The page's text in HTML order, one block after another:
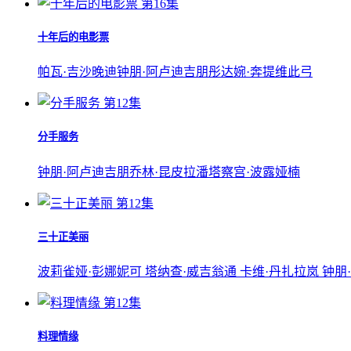
第16集
十年后的电影票
帕瓦·吉沙晚迪钟朋·阿卢迪吉朋彤达婉·奔提维此弓
第12集
分手服务
钟朋·阿卢迪吉朋乔林·昆皮拉潘塔察宫·波露娅楠
第12集
三十正美丽
波莉雀娅·彭娜妮可 塔纳查·威吉翁通 卡维·丹扎拉岚 钟
第12集
料理情缘